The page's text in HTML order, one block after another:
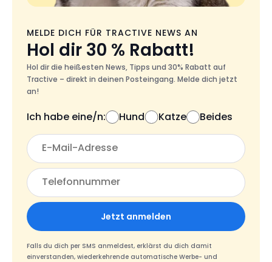
MELDE DICH FÜR TRACTIVE NEWS AN
Hol dir 30 % Rabatt!
Hol dir die heißesten News, Tipps und 30% Rabatt auf
Tractive – direkt in deinen Posteingang. Melde dich jetzt
an!
Ich habe eine/n: Hund Katze Beides
Jetzt anmelden
Falls du dich per SMS anmeldest, erklärst du dich damit
einverstanden, wiederkehrende automatische Werbe- und